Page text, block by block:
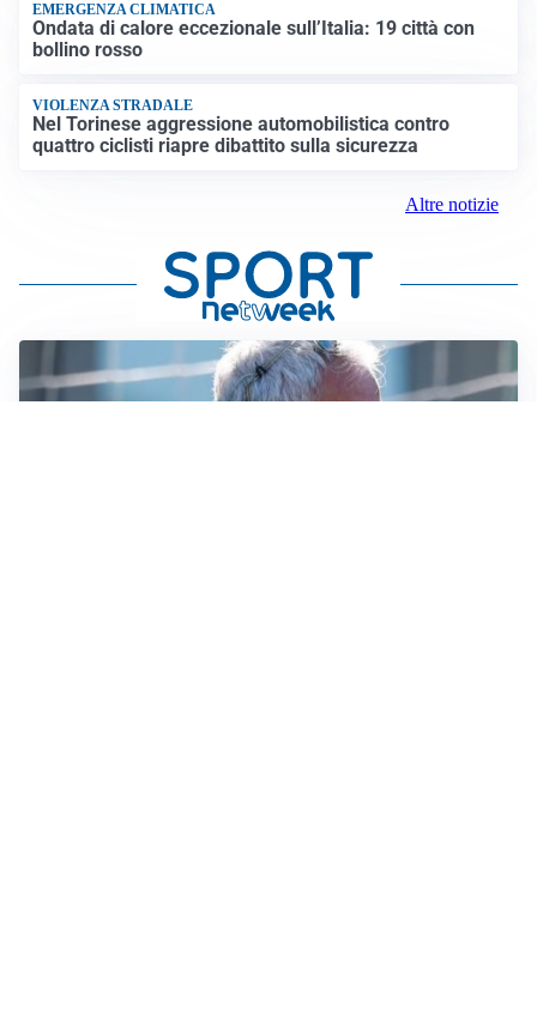
EMERGENZA CLIMATICA
Ondata di calore eccezionale sull’Italia: 19 città con
bollino rosso
VIOLENZA STRADALE
Nel Torinese aggressione automobilistica contro
quattro ciclisti riapre dibattito sulla sicurezza
Altre notizie